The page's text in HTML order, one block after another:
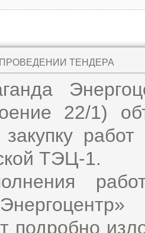
ТЕНДЕРА
22/1)
ТЭЦ-1.
подробно